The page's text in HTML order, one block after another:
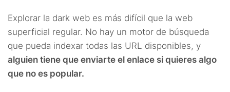
Explorar la dark web es más difícil que la web
superficial regular. No hay un motor de búsqueda
que pueda indexar todas las URL disponibles, y
alguien tiene que enviarte el enlace si quieres algo
que no es popular.